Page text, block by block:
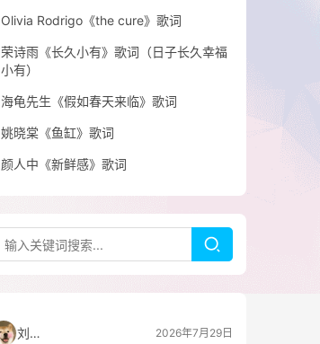
Olivia Rodrigo《the cure》歌词
荣诗雨《长久小有》歌词（日子长久幸福
小有）
海龟先生《假如春天来临》歌词
姚晓棠《鱼缸》歌词
颜人中《新鲜感》歌词
刘看山 2026年7月29日